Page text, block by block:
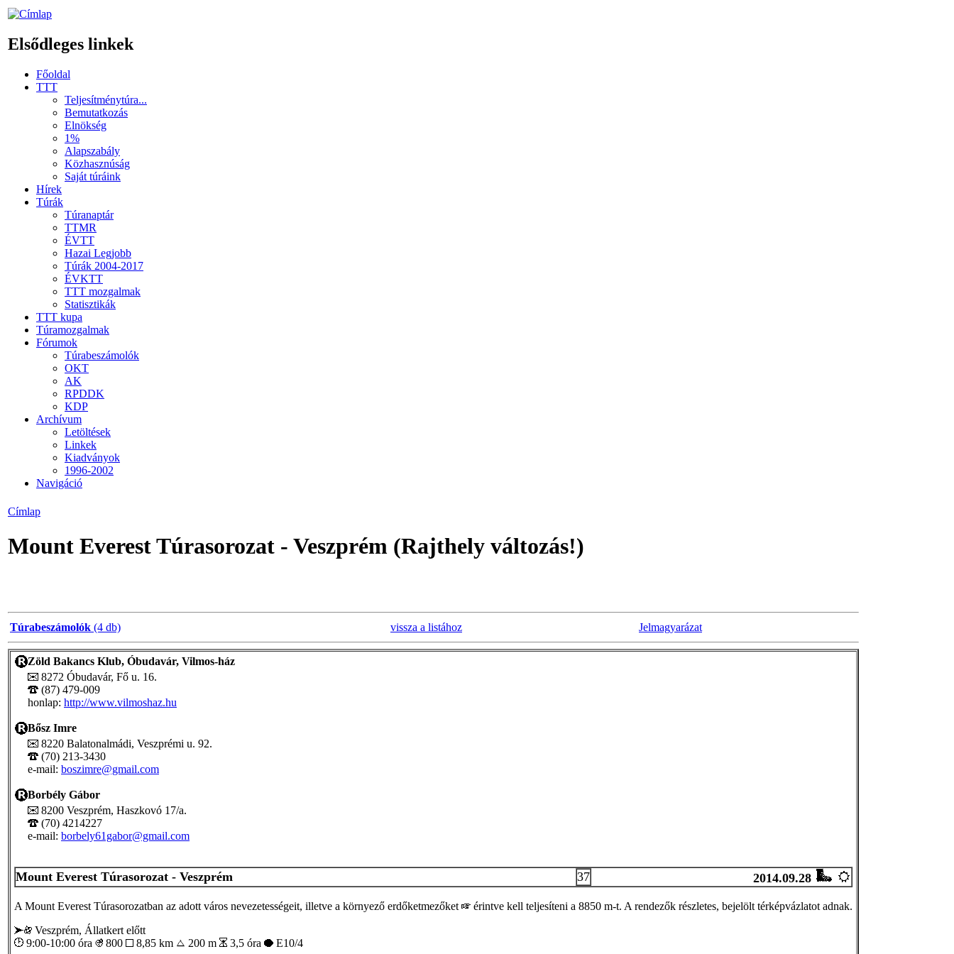
Elsődleges linkek
Főoldal
TTT
Teljesítménytúra...
Bemutatkozás
Elnökség
1%
Alapszabály
Közhasznúság
Saját túráink
Hírek
Túrák
Túranaptár
TTMR
ÉVTT
Hazai Legjobb
Túrák 2004-2017
ÉVKTT
TTT mozgalmak
Statisztikák
TTT kupa
Túramozgalmak
Fórumok
Túrabeszámolók
OKT
AK
RPDDK
KDP
Archívum
Letöltések
Linkek
Kiadványok
1996-2002
Navigáció
Címlap
Mount Everest Túrasorozat - Veszprém (Rajthely változás!)
Túrabeszámolók (4 db) vissza a listához Jelmagyarázat
Zöld Bakancs Klub, Óbudavár, Vilmos-ház
8272 Óbudavár, Fő u. 16.
(87) 479-009
honlap: http://www.vilmoshaz.hu
Bősz Imre
8220 Balatonalmádi, Veszprémi u. 92.
(70) 213-3430
e-mail: boszimre@gmail.com
Borbély Gábor
8200 Veszprém, Haszkovó 17/a.
(70) 4214227
e-mail: borbely61gabor@gmail.com
Mount Everest Túrasorozat - Veszprém 37 2014.09.28
A Mount Everest Túrasorozatban az adott város nevezetességeit, illetve a környező erdőketmezőket
érintve kell teljesíteni a 8850 m-t. A rendezők részletes, bejelölt térképvázlatot adnak.
Veszprém, Állatkert előtt
9:00-10:00 óra
800 8,85 km 200 m 3,5 óra E10/4